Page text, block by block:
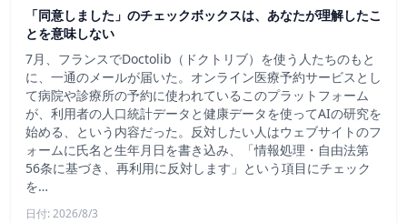
「同意しました」のチェックボックスは、あなたが理解したこ
とを意味しない
7月、フランスでDoctolib（ドクトリブ）を使う人たちのもと
に、一通のメールが届いた。オンライン医療予約サービスとし
て病院や診療所の予約に使われているこのプラットフォーム
が、利用者の人口統計データと健康データを使ってAIの研究を
始める、という内容だった。反対したい人はウェブサイトのフ
ォームに氏名と生年月日を書き込み、「情報処理・自由法第
56条に基づき、再利用に反対します」という項目にチェック
を…
日付: 2026/8/3